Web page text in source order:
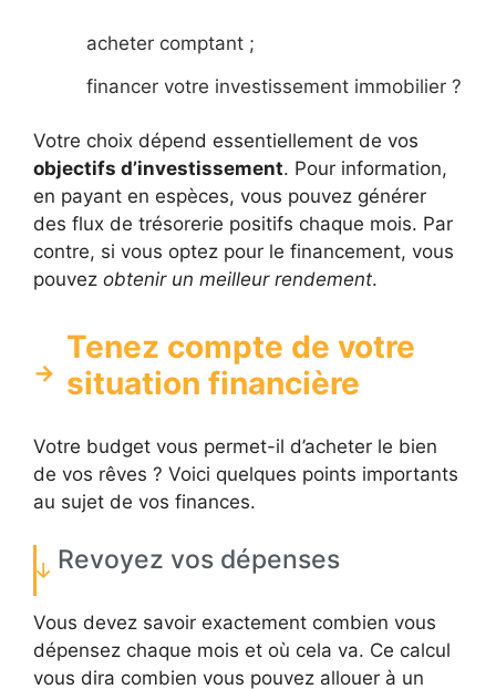
acheter comptant ;
financer votre investissement immobilier ?
Votre choix dépend essentiellement de vos
objectifs d’investissement. Pour information,
en payant en espèces, vous pouvez générer
des flux de trésorerie positifs chaque mois. Par
contre, si vous optez pour le financement, vous
pouvez obtenir un meilleur rendement.
Tenez compte de votre
situation financière
Votre budget vous permet-il d’acheter le bien
de vos rêves ? Voici quelques points importants
au sujet de vos finances.
Revoyez vos dépenses
Vous devez savoir exactement combien vous
dépensez chaque mois et où cela va. Ce calcul
vous dira combien vous pouvez allouer à un